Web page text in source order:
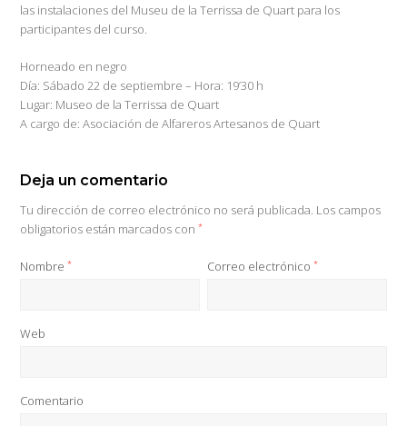
las instalaciones del Museu de la Terrissa de Quart para los
participantes del curso.
Horneado en negro
Día: Sábado 22 de septiembre – Hora: 19’30 h
Lugar: Museo de la Terrissa de Quart
A cargo de: Asociación de Alfareros Artesanos de Quart
Deja un comentario
Tu dirección de correo electrónico no será publicada. Los campos
obligatorios están marcados con*
Nombre* Correo electrónico*
Web
Comentario